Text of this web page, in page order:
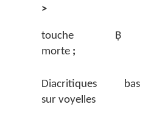
>
touche
morte ;
Ḅ
Diacritiques
sur voyelles
bas